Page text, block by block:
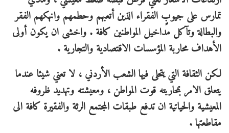
تمارس على جيوبٍ الفقراء الذين أتعبهم وحطمهم وانهكهم الفقر
والبطالة وتآكل مداخيل المواطنين كافة . واخشى ان يكون أولى
الأهداف محاربة المؤسسات الاقتصادية والتجارية .
لكن الثقافة التي يتحلى فيها الشعب الأردني ، لا تعني شيئا عندما
يتعلق الامر بمحاربته قوت المواطن ، ومعيشته وتهديد ظروفه
المعيشية والحياتية ان تدفع طبقات المجتمع الرثة والفقيرة كافة الى
مقاطعتها .